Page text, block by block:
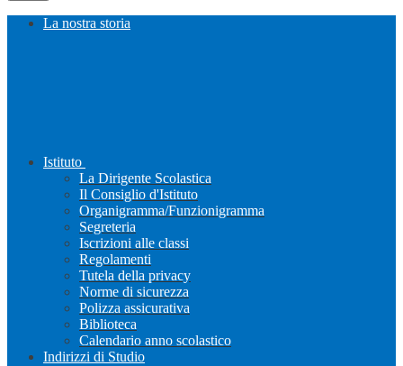
La nostra storia
Istituto
La Dirigente Scolastica
Il Consiglio d'Istituto
Organigramma/Funzionigramma
Segreteria
Iscrizioni alle classi
Regolamenti
Tutela della privacy
Norme di sicurezza
Polizza assicurativa
Biblioteca
Calendario anno scolastico
Indirizzi di Studio